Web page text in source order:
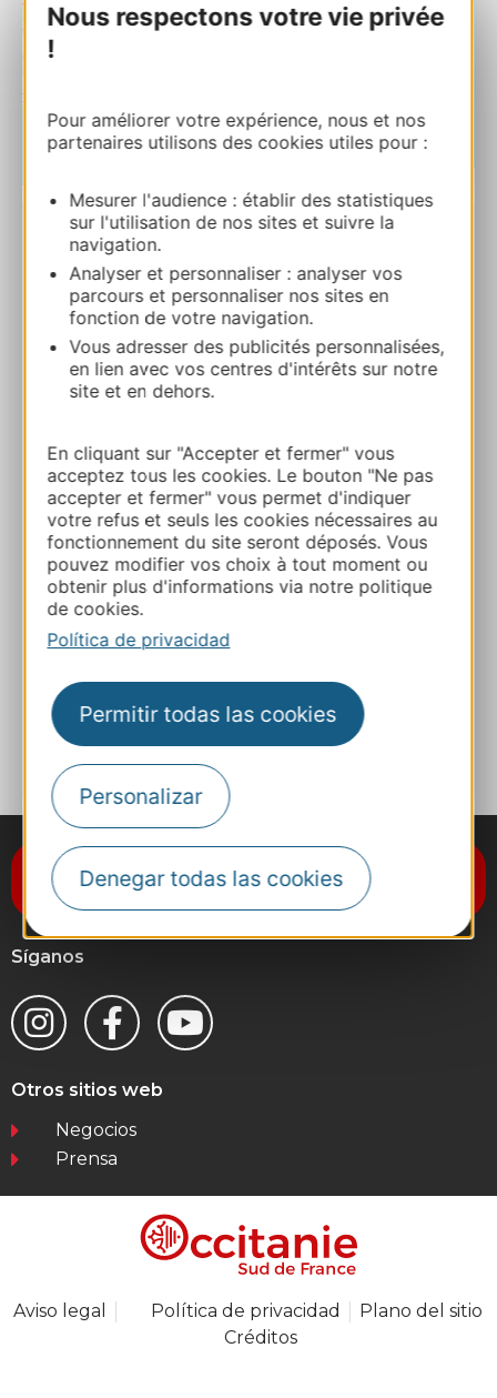
Nous respectons votre vie privée
!
Pour améliorer votre expérience, nous et nos
partenaires utilisons des cookies utiles pour :
Mesurer l'audience : établir des statistiques
sur l'utilisation de nos sites et suivre la
navigation.
Analyser et personnaliser : analyser vos
parcours et personnaliser nos sites en
fonction de votre navigation.
Vous adresser des publicités personnalisées,
en lien avec vos centres d'intérêts sur notre
site et en dehors.
En cliquant sur "Accepter et fermer" vous
acceptez tous les cookies. Le bouton "Ne pas
accepter et fermer" vous permet d'indiquer
votre refus et seuls les cookies nécessaires au
fonctionnement du site seront déposés. Vous
pouvez modifier vos choix à tout moment ou
obtenir plus d'informations via notre politique
de cookies.
Política de privacidad
Permitir todas las cookies
Personalizar
Denegar todas las cookies
CAMPING MUNICIPAL PECH D’AY
Avenue de la Gare 34540 BALARUC-LES-
BAINS
+33 4 67 48 50 34
E-mail
Sitio web
A MIS FAVORITOS
Suscríbase al boletín de noticias
Destination Occitanie
Síganos
Otros sitios web
Negocios
Prensa
Aviso legal Política de privacidad
Plano del sitio
Créditos